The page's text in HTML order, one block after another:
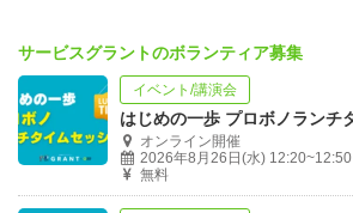
サービスグラントのボランティア募集
イベント/講演会
オンライン開催
2026年8月26日(水) 12:20~12:50
無料